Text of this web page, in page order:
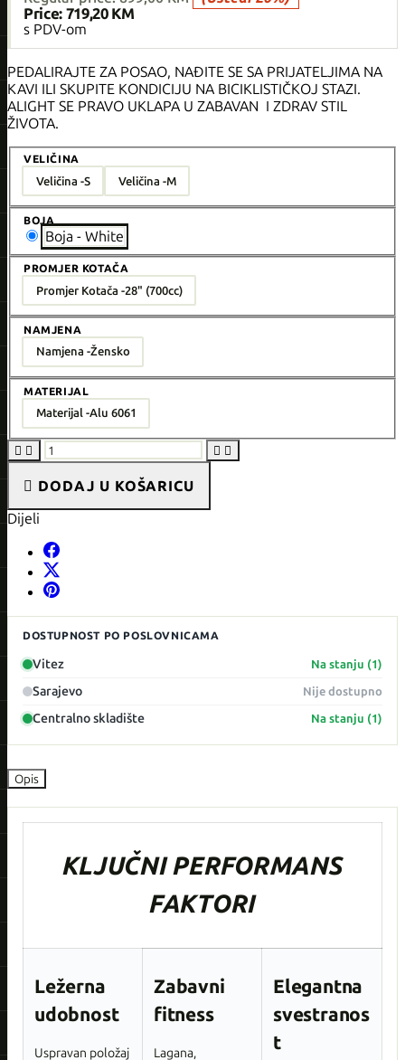
Price: 719,20 KM
s PDV-om
PEDALIRAJTE ZA POSAO, NAĐITE SE SA PRIJATELJIMA NA
KAVI ILI SKUPITE KONDICIJU NA BICIKLISTIČKOJ STAZI.
ALIGHT SE PRAVO UKLAPA U ZABAVAN I ZDRAV STIL
ŽIVOTA.
VELIČINA
Veličina -S Veličina -M
BOJA
Boja - White
PROMJER KOTAČA
Promjer Kotača -28" (700cc)
NAMJENA
Namjena -Žensko
MATERIJAL
Materijal -Alu 6061
   
 DODAJ U KOŠARICU
Dijeli
DOSTUPNOST PO POSLOVNICAMA
Vitez Na stanju (1)
Sarajevo Nije dostupno
Centralno skladište Na stanju (1)
Opis
KLJUČNI PERFORMANS
FAKTORI
Ležerna
udobnost
Uspravan položaj
Zabavni
fitness
Lagana,
Elegantna
svestranos
t